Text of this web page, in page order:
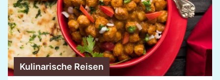
Kulinarische Reisen